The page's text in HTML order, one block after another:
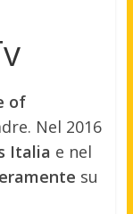
of
Nel 2016
Italia e nel
su